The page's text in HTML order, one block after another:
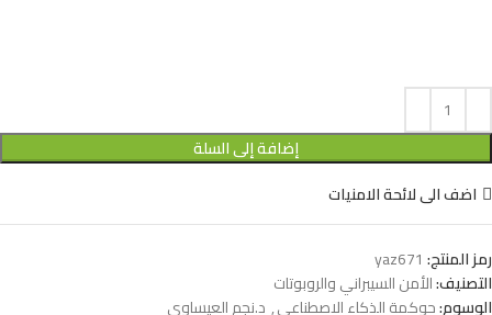
إضافة إلى السلة
اضف الى لائحة الامنيات
رمز المنتج: yaz671
التصنيف:الأمن السيبراني والروبوتات
الوسوم:حوكمة الذكاء الاصطناعي, د.نجم العيساوي